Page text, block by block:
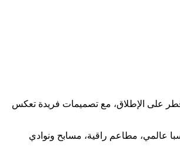
على الإطلاق، مع تصميمات فريدة تعكس
مثل سبا عالمي، مطاعم راقية، مسابح ونوادي